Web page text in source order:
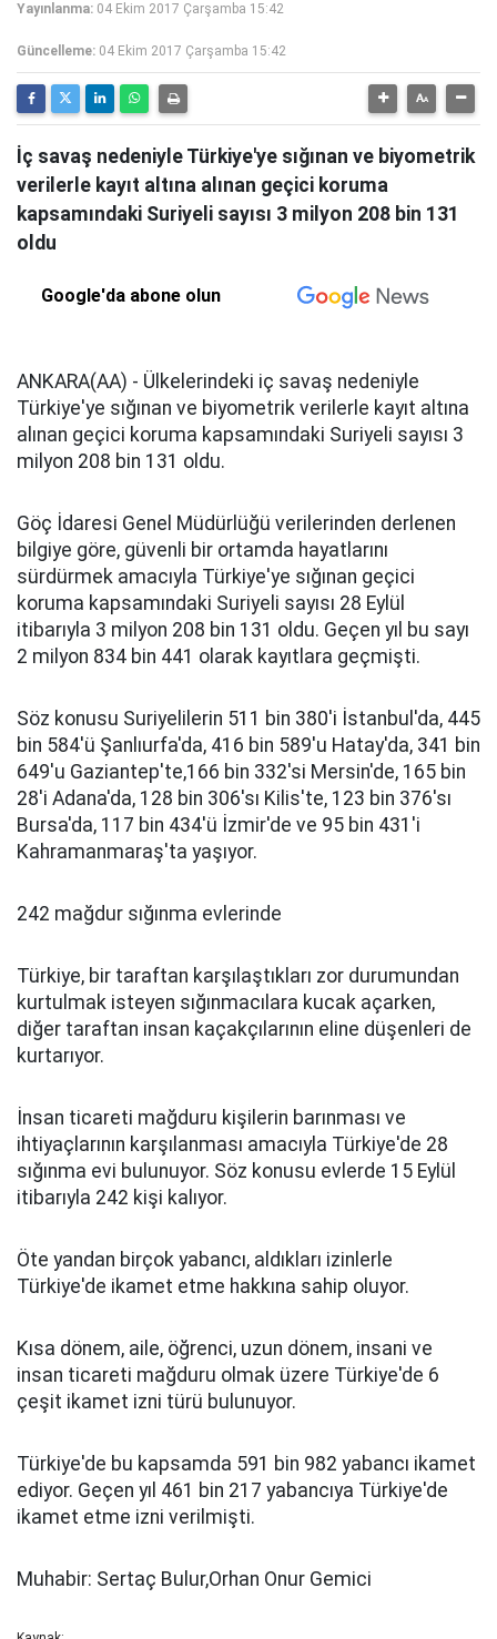
Yayınlanma: 04 Ekim 2017 Çarşamba 15:42
Güncelleme: 04 Ekim 2017 Çarşamba 15:42
İç savaş nedeniyle Türkiye'ye sığınan ve biyometrik
verilerle kayıt altına alınan geçici koruma
kapsamındaki Suriyeli sayısı 3 milyon 208 bin 131
oldu
Google'da abone olun
ANKARA(AA) - Ülkelerindeki iç savaş nedeniyle
Türkiye'ye sığınan ve biyometrik verilerle kayıt altına
alınan geçici koruma kapsamındaki Suriyeli sayısı 3
milyon 208 bin 131 oldu.
Göç İdaresi Genel Müdürlüğü verilerinden derlenen
bilgiye göre, güvenli bir ortamda hayatlarını
sürdürmek amacıyla Türkiye'ye sığınan geçici
koruma kapsamındaki Suriyeli sayısı 28 Eylül
itibarıyla 3 milyon 208 bin 131 oldu. Geçen yıl bu sayı
2 milyon 834 bin 441 olarak kayıtlara geçmişti.
Söz konusu Suriyelilerin 511 bin 380'i İstanbul'da, 445
bin 584'ü Şanlıurfa'da, 416 bin 589'u Hatay'da, 341 bin
649'u Gaziantep'te,166 bin 332'si Mersin'de, 165 bin
28'i Adana'da, 128 bin 306'sı Kilis'te, 123 bin 376'sı
Bursa'da, 117 bin 434'ü İzmir'de ve 95 bin 431'i
Kahramanmaraş'ta yaşıyor.
242 mağdur sığınma evlerinde
Türkiye, bir taraftan karşılaştıkları zor durumundan
kurtulmak isteyen sığınmacılara kucak açarken,
diğer taraftan insan kaçakçılarının eline düşenleri de
kurtarıyor.
İnsan ticareti mağduru kişilerin barınması ve
ihtiyaçlarının karşılanması amacıyla Türkiye'de 28
sığınma evi bulunuyor. Söz konusu evlerde 15 Eylül
itibarıyla 242 kişi kalıyor.
Öte yandan birçok yabancı, aldıkları izinlerle
Türkiye'de ikamet etme hakkına sahip oluyor.
Kısa dönem, aile, öğrenci, uzun dönem, insani ve
insan ticareti mağduru olmak üzere Türkiye'de 6
çeşit ikamet izni türü bulunuyor.
Türkiye'de bu kapsamda 591 bin 982 yabancı ikamet
ediyor. Geçen yıl 461 bin 217 yabancıya Türkiye'de
ikamet etme izni verilmişti.
Muhabir: Sertaç Bulur,Orhan Onur Gemici